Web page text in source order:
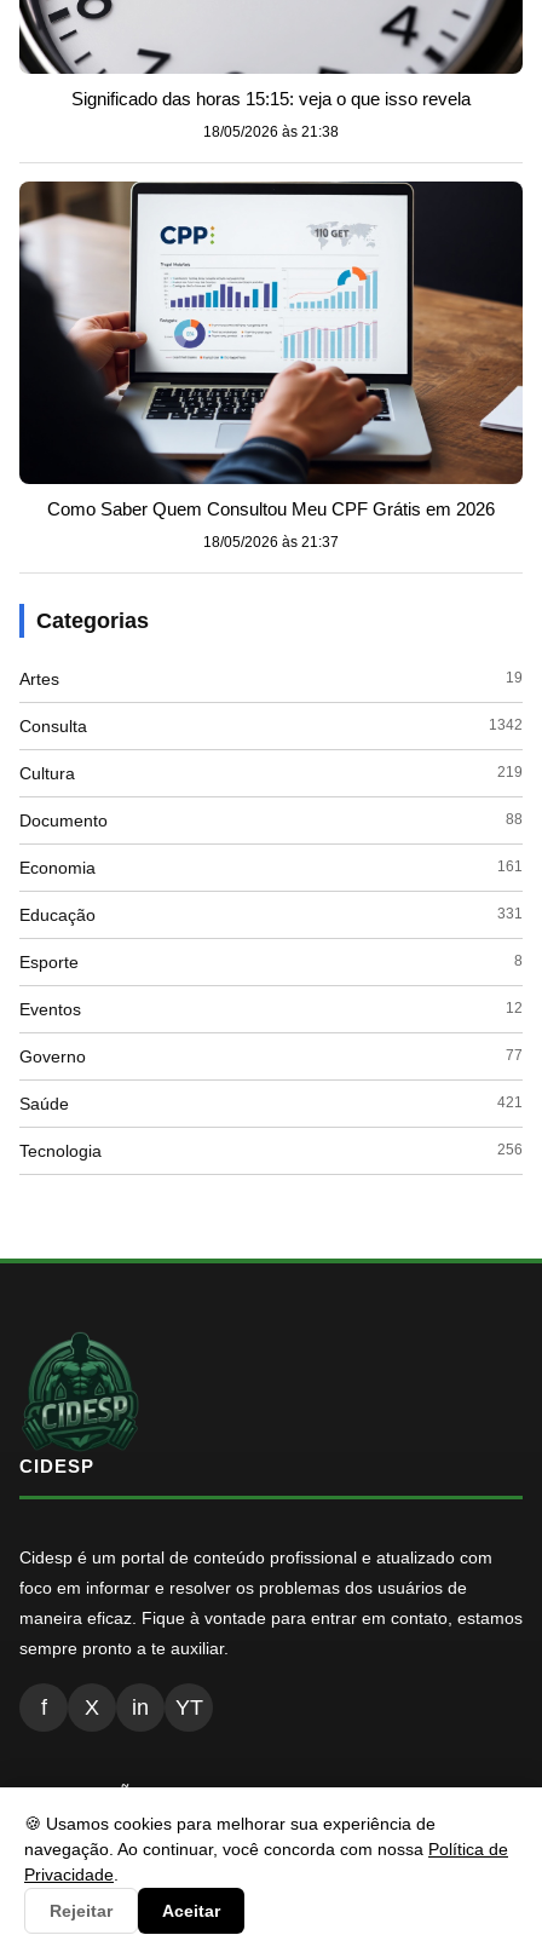
🍪 Usamos cookies para melhorar sua experiência de
navegação. Ao continuar, você concorda com nossa Política de
Privacidade
Rejeitar
Aceitar
Significado das horas 15:15: veja o que isso revela
18/05/2026 às 21:38
Como Saber Quem Consultou Meu CPF Grátis em 2026
18/05/2026 às 21:37
Categorias
Artes 19
Consulta 1342
Cultura 219
Documento 88
Economia 161
Educação 331
Esporte 8
Eventos 12
Governo 77
Saúde 421
Tecnologia 256
CIDESP
Cidesp é um portal de conteúdo profissional e atualizado com
foco em informar e resolver os problemas dos usuários de
maneira eficaz. Fique à vontade para entrar em contato, estamos
sempre pronto a te auxiliar.
f X in YT
Inicio
Conteúdos